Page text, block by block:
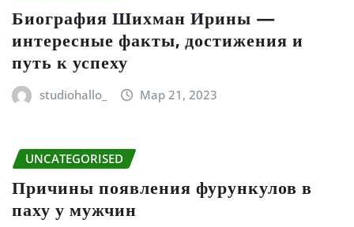
Биография Шихман Ирины —
интересные факты, достижения и
путь к успеху
studiohallo_ Мар 21, 2023
UNCATEGORISED
Причины появления фурункулов в
паху у мужчин